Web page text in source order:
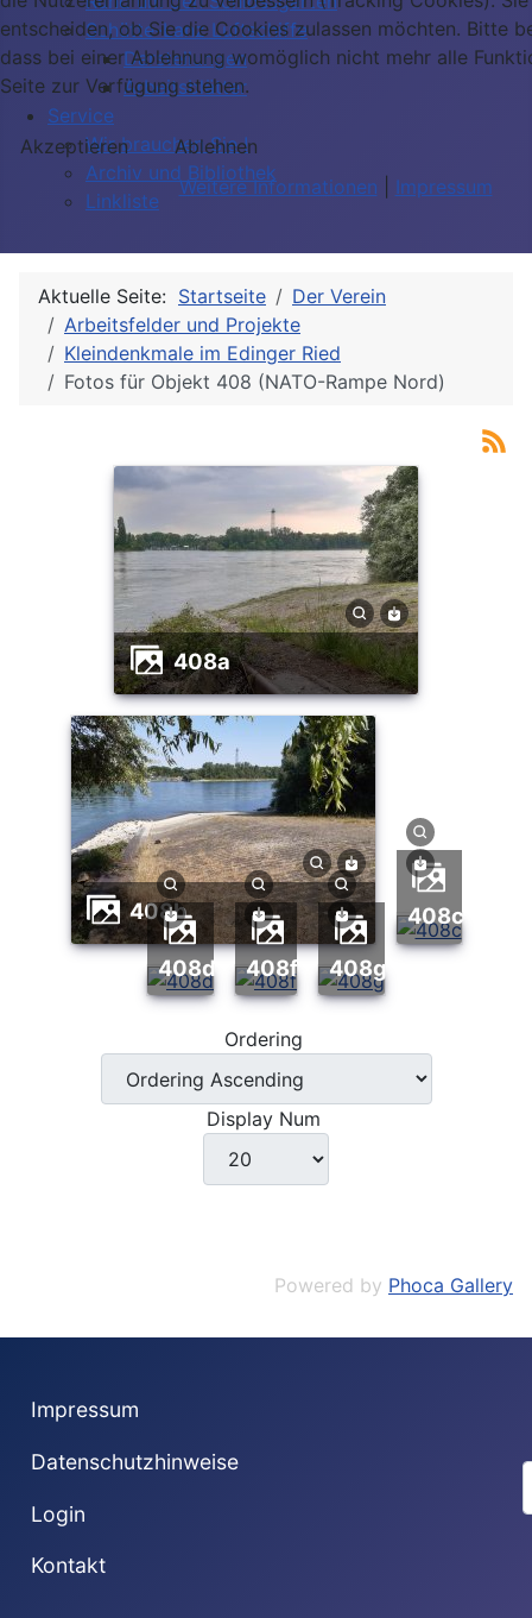
Schütte-Lanz Luftschiffe
Darstellungen
Arbeitsblätter
Service
Wir brauchen Sie !
Archiv und Bibliothek
Linkliste
Aktuelle Seite: Startseite
Der Verein
Arbeitsfelder und Projekte
Kleindenkmale im Edinger Ried
Fotos für Objekt 408 (NATO-Rampe Nord)
408a
408b
408c
408d
408f 408g
Ordering
Display Num
Powered by Phoca Gallery
Impressum
Datenschutzhinweise
Login
Kontakt
entscheiden, ob Sie die Cookies zulassen möchten. Bitte
dass bei einer Ablehnung womöglich nicht mehr alle
Seite zur Verfügung stehen.
Akzeptieren
Ablehnen
Weitere Informationen
Impressum